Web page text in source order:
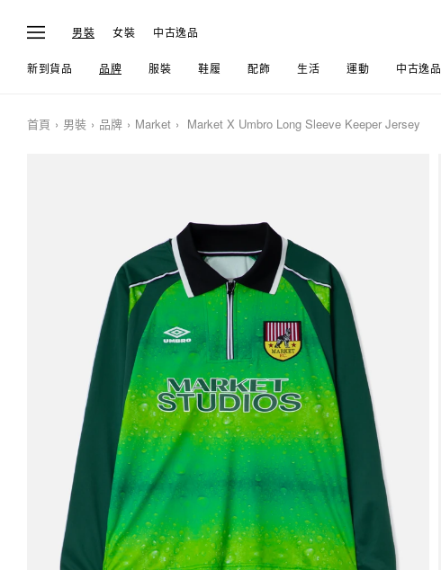
男裝 女裝 中古逸品
新到貨品 品牌 服裝 鞋履 配飾 生活 運動 中古逸品
首頁 男裝 品牌 Market Market X Umbro Long Sleeve Keeper Jersey